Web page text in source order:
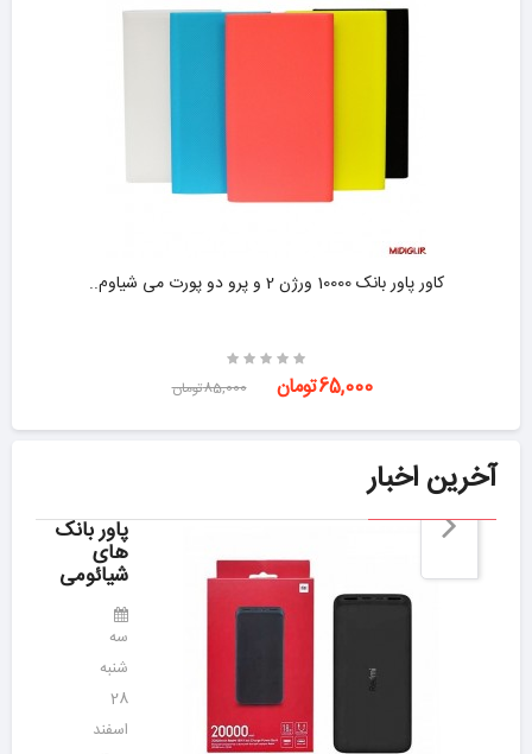
کاور پاور بانک 10000 ورژن 2 و پرو دو پورت می شیاوم..
65,000تومان 85,000تومان
آخرین اخبار
پاور بانک
های
شیائومی
سه
شنبه
28
اسفند